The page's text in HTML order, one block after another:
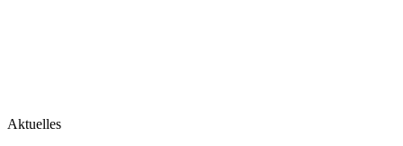
Aktuelles